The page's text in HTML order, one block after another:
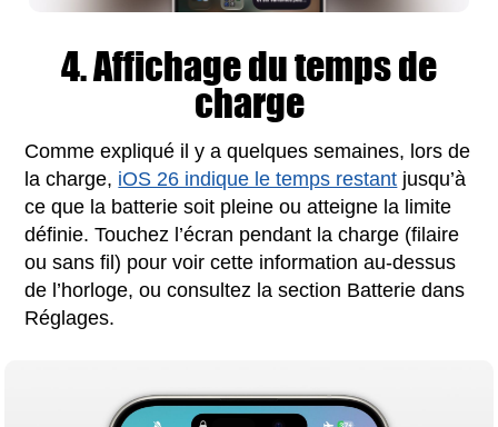
4. Affichage du temps de
charge
Comme expliqué il y a quelques semaines, lors de
la charge, iOS 26 indique le temps restant jusqu’à
ce que la batterie soit pleine ou atteigne la limite
définie. Touchez l’écran pendant la charge (filaire
ou sans fil) pour voir cette information au-dessus
de l’horloge, ou consultez la section Batterie dans
Réglages.